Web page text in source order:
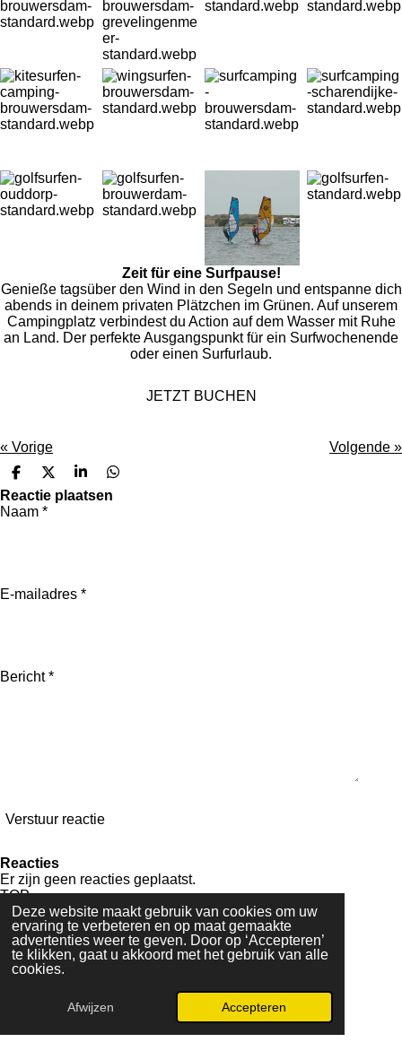
Deze website maakt gebruik van cookies om uw
ervaring te verbeteren en op maat gemaakte
advertenties weer te geven. Door op ‘Accepteren’
te klikken, gaat u akkoord met het gebruik van alle
cookies.
Afwijzen Accepteren
Zeit für eine Surfpause!
Genieße tagsüber den Wind in den Segeln und entspanne dich
abends in deinem privaten Plätzchen im Grünen. Auf unserem
Campingplatz verbindest du Action auf dem Wasser mit Ruhe
an Land. Der perfekte Ausgangspunkt für ein Surfwochenende
oder einen Surfurlaub.
JETZT BUCHEN
« Vorige Volgende »
D
e
l
e
D
e
e
S
h
D
e
Reactie plaatsen
Naam *
E-mailadres *
Bericht *
Verstuur reactie
Reacties
Er zijn geen reacties geplaatst.
TOP
Privacyverklaring
Algemene voorwaarden
General Terms and Conditions
Allgemeine Geschäftsbedingungen
© 2025 Camping De Vrolijke Molen
Powered byJouwWeb